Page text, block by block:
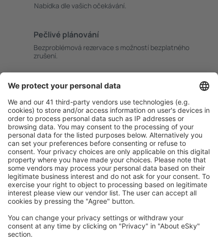
Nabídka dle vašich očekávání.
Pečlivé plánování
Bezproblémová rezervace s možností bezplatného
zrušení.
Atraktivní ceny a speciální nabídky pro přihlášené
uživatele.
Ubytování dle vašeho gusta
Vyberte si z více než 1.3 milionu zařízení: hotelů,
apartmánů, chat a dalších.
Uživateli eSky nejčastěji hledané ubytování
Ubytování v Německu - Oblíbená města
Ubytování in Zingst Ubytování in Grömitz